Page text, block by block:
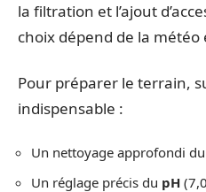
la filtration et l’ajout
choix dépend de la météo
Pour préparer le terrain,
indispensable :
Un nettoyage approfondi
Un réglage précis du pH